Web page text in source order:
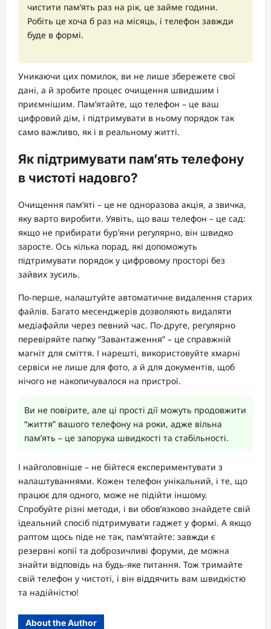
чистити пам’ять раз на рік, це займе години.
Робіть це хоча б раз на місяць, і телефон завжди
буде в формі.
Уникаючи цих помилок, ви не лише збережете свої
дані, а й зробите процес очищення швидшим і
приємнішим. Пам’ятайте, що телефон – це ваш
цифровий дім, і підтримувати в ньому порядок так
само важливо, як і в реальному житті.
Як підтримувати пам’ять телефону
в чистоті надовго?
Очищення пам’яті – це не одноразова акція, а звичка,
яку варто виробити. Уявіть, що ваш телефон – це сад:
якщо не прибирати бур’яни регулярно, він швидко
заросте. Ось кілька порад, які допоможуть
підтримувати порядок у цифровому просторі без
зайвих зусиль.
По-перше, налаштуйте автоматичне видалення старих
файлів. Багато месенджерів дозволяють видаляти
медіафайли через певний час. По-друге, регулярно
перевіряйте папку “Завантаження” – це справжній
магніт для сміття. І нарешті, використовуйте хмарні
сервіси не лише для фото, а й для документів, щоб
нічого не накопичувалося на пристрої.
Ви не повірите, але ці прості дії можуть продовжити
“життя” вашого телефону на роки, адже вільна
пам’ять – це запорука швидкості та стабільності.
І найголовніше – не бійтеся експериментувати з
налаштуваннями. Кожен телефон унікальний, і те, що
працює для одного, може не підійти іншому.
Спробуйте різні методи, і ви обов’язково знайдете свій
ідеальний спосіб підтримувати гаджет у формі. А якщо
раптом щось піде не так, пам’ятайте: завжди є
резервні копії та доброзичливі форуми, де можна
знайти відповідь на будь-яке питання. Тож тримайте
свій телефон у чистоті, і він віддячить вам швидкістю
та надійністю!
About the Author